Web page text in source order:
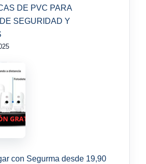
DE PVC PARA
SEGURIDAD Y
con Segurma desde 19,90